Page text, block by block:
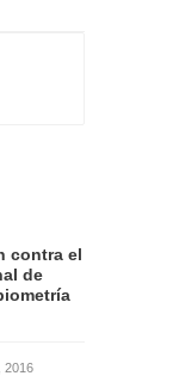
contra el
de
2016